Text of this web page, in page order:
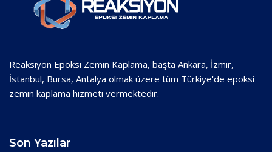
Reaksiyon Epoksi Zemin Kaplama, başta Ankara, İzmir,
İstanbul, Bursa, Antalya olmak üzere tüm Türkiye'de epoksi
zemin kaplama hizmeti vermektedir.
Son Yazılar